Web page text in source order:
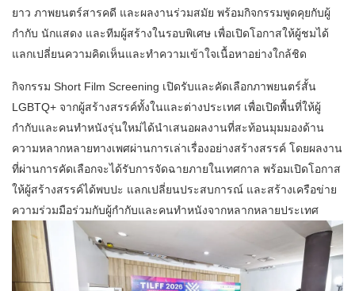
ยาว ภาพยนตร์สารคดี และผลงานร่วมสมัย พร้อมกิจกรรมพูดคุยกับผู้
กำกับ นักแสดง และทีมผู้สร้างในรอบพิเศษ เพื่อเปิดโอกาสให้ผู้ชมได้
แลกเปลี่ยนความคิดเห็นและทำความเข้าใจเนื้อหาอย่างใกล้ชิด
​กิจกรรม Short Film Screening เปิดรับและคัดเลือกภาพยนตร์สั้น
LGBTQ+ จากผู้สร้างสรรค์ทั้งในและต่างประเทศ เพื่อเปิดพื้นที่ให้ผู้
กำกับและคนทำหนังรุ่นใหม่ได้นำเสนอผลงานที่สะท้อนมุมมองด้าน
ความหลากหลายทางเพศผ่านการเล่าเรื่องอย่างสร้างสรรค์ โดยผลงาน
ที่ผ่านการคัดเลือกจะได้รับการจัดฉายภายในเทศกาล พร้อมเปิดโอกาส
ให้ผู้สร้างสรรค์ได้พบปะ แลกเปลี่ยนประสบการณ์ และสร้างเครือข่าย
ความร่วมมือร่วมกับผู้กำกับและคนทำหนังจากหลากหลายประเทศ